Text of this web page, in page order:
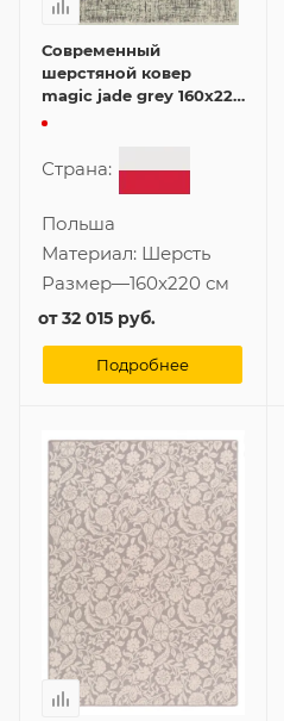
Современный
шерстяной ковер
magic jade grey 160x220
см
Страна:
Польша
Материал: Шерсть
Размер—160x220 см
от32 015 руб.
Подробнее